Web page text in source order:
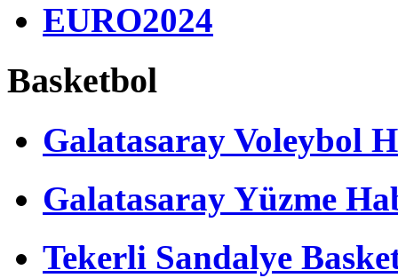
EURO2024
Basketbol
Galatasaray Voleybol
Galatasaray Yüzme
Tekerli Sandalye